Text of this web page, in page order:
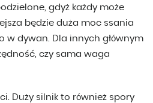
gdyż każdy może
będzie duża moc ssania
w dywan. Dla innych głównym
czy sama waga
Duży silnik to również spory